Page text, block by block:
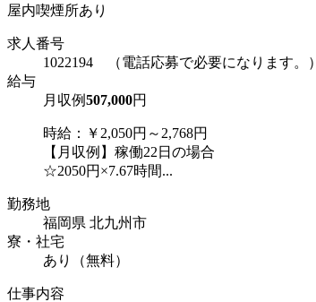
屋内喫煙所あり
求人番号
1022194 （電話応募で必要になります。）
給与
月収例507,000円
時給：￥2,050円～2,768円
【月収例】稼働22日の場合
☆2050円×7.67時間...
勤務地
福岡県 北九州市
寮・社宅
あり（無料）
仕事内容